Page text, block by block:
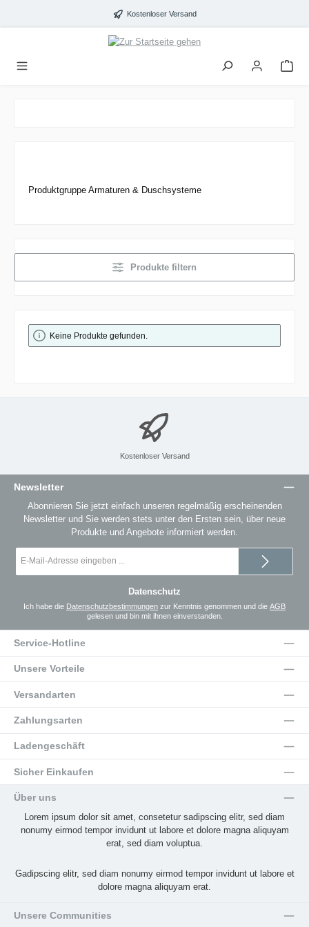
Kostenloser Versand
Produktgruppe Armaturen & Duschsysteme
Produkte filtern
Keine Produkte gefunden.
Kostenloser Versand
Newsletter
Abonnieren Sie jetzt einfach unseren regelmäßig erscheinenden
Newsletter und Sie werden stets unter den Ersten sein, über neue
Produkte und Angebote informiert werden.
Mail-
Datenschutz
Ich habe die Datenschutzbestimmungen zur Kenntnis genommen und die AGB
gelesen und bin mit ihnen einverstanden.
Service-Hotline
Unsere Vorteile
Versandarten
Zahlungsarten
Ladengeschäft
Sicher Einkaufen
Über uns
Lorem ipsum dolor sit amet, consetetur sadipscing elitr, sed diam
nonumy eirmod tempor invidunt ut labore et dolore magna aliquyam
erat, sed diam voluptua.
Gadipscing elitr, sed diam nonumy eirmod tempor invidunt ut labore et
dolore magna aliquyam erat.
Unsere Communities